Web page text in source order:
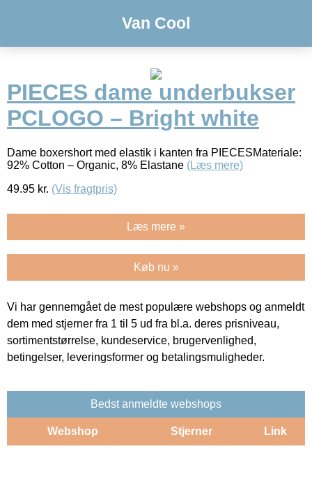
Van Cool
PIECES dame underbukser
PCLOGO – Bright white
Dame boxershort med elastik i kanten fra PIECESMateriale:
92% Cotton – Organic, 8% Elastane (Læs mere)
49.95 kr. (Vis fragtpris)
Læs mere »
Køb nu »
Vi har gennemgået de mest populære webshops og anmeldt
dem med stjerner fra 1 til 5 ud fra bl.a. deres prisniveau,
sortimentstørrelse, kundeservice, brugervenlighed,
betingelser, leveringsformer og betalingsmuligheder.
Bedst anmeldte webshops
Webshop Stjerner Link